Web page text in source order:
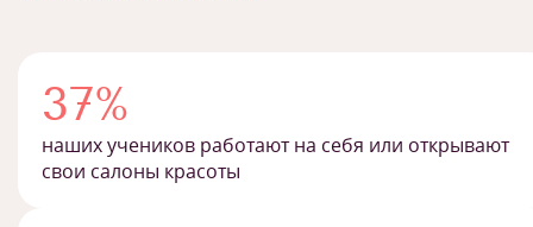
37%
наших учеников работают на себя или открывают
свои салоны красоты